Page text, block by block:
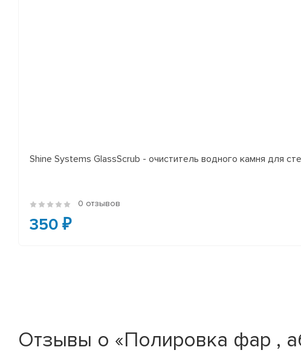
Shine Systems GlassScrub - очиститель водного камня для
0 отзывов
350 ₽
Отзывы о «Полировка фар ,